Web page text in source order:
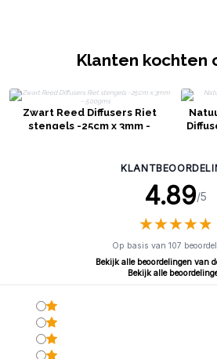
Klanten kochten
Zwart Reed Diffusers Riet
stengels -25cm x 3mm -
4.89/5
★★★★★
★★★★★
Op basis van 107
Bekijk alle beoordelingen van
Bekijk alle